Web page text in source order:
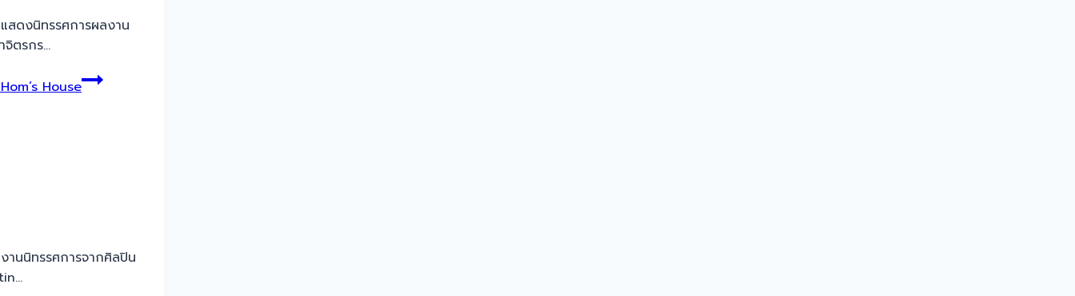
สดงนิทรรศการผลงาน
จิตรกร…
House
านนิทรรศการจากศิลปิน